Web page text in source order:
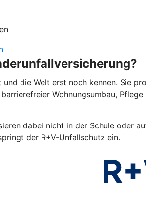
die Welt erst noch kennen. Sie
barrierefreier Wohnungsumbau,
dabei nicht in der Schule oder
der R+V-Unfallschutz ein.